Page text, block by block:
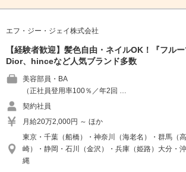
エフ・ジー・ジェイ株式会社
【経験者歓迎】髪色自由・ネイルOK！『フルー
Dior、hinceなど人気ブランド多数
美容部員・BA
（正社員登用率100％／年2回 …
契約社員
月給20万2,000円 ～ ほか
東京・千葉（船橋）・神奈川（海老名）・群馬（高
崎）・静岡・石川（金沢）・兵庫（姫路）大分・沖
縄